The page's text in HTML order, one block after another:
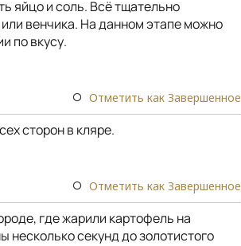
яйцо и соль. Всё тщательно
венчика. На данном этапе можно
по вкусу.
Отметить как Завершенное
сторон в кляре.
Отметить как Завершенное
где жарили картофель на
несколько секунд до золотистого